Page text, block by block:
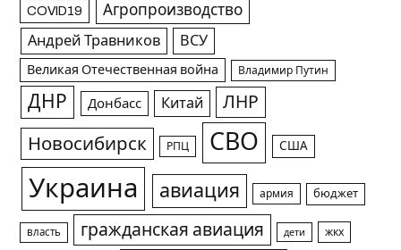
COVID19 Агропроизводство
Андрей Травников ВСУ
Великая Отечественная война Владимир Путин
ДНР Донбасс Китай ЛНР
Новосибирск РПЦ СВО США
Украина авиация армия бюджет
власть гражданская авиация дети жкх